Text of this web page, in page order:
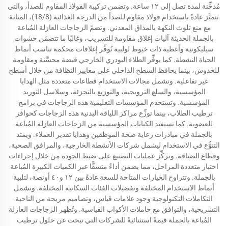
مُدخِّنة لمدة تصل إلى ١٢ ساعة. وتضمن تركيبة الفولاذ المقاوم للصدأ، والتي
تتميَّز عادةً باستخدام فولاذ مقاوم للصدأ من الدرجة الغذائية (18/8)، المتانةَ
مع منع تلوث النكهة بالمذاق المعدني. وتضمّ الزجاجات العازلة المُباعة
بالجملة الحديثة آليات إغلاق مقاومة للتسريب، وغالبًا ما تتضمّن حشوات
سيليكونية وأغطية ذات خيوط لولبية تُوفِّر إغلاقات محكمة تناسب أنماط
الحياة النشطة. كما يوفِّر الطلاء البودري الخارجي قبضة محسَّنة ومقاومة
للخدوش، بينما يحافظ السطح الداخلي على معايير النظافة من خلال أسطح
غير تفاعلية. وتشمل مجالات الاستخدام قطاعات متعددة مثل الهدايا
المؤسسية، والسلع الترويجية، والتوزيع بالتجزئة، وسلاسل التوريد
المؤسسية. وتستخدم المؤسسات التعليمية هذه الزجاجات في برامج
ترطيب الطلاب، بينما توزِّع مراكز اللياقة البدنية هذه الزجاجات كحوافز
للعضوية. كما تستفيد الكيانات المؤسسية من الزجاجات العازلة المُباعة
بالجملة في مبادرات رعاية صحة الموظفين وهدايا تقدير العملاء. ويمتد
التنوُّع في الاستخدام ليشمل شركات الأنشطة الخارجية، والمرافق الصحية،
وقطاع الضيافة. وتركِّز عمليات التصنيع على ضبط الجودة من خلال إجراءات
اختبار متعددة المراحل، مما يضمن أداءً متسقًّا عبر الكميات الكبيرة المُباعة
بالجملة. وتتراوح الخيارات المتاحة للسعة عادةً بين ١٢ و٤٠ أونصة، لتلبية
أنماط الاستخدام المختلفة وتفضيلات الفئات السكانية المختلفة. وتشمل
التكاملات التكنولوجية وجود علامات قياس، وتصاميم مريحة من الناحية
التشريحية، والتوافق مع حاملات الأكواب القياسية. وتُظهر الزجاجات العازلة
المُباعة بالجملة قيمةً استثنائيةً للشركات التي تبحث عن حلول ترطيب